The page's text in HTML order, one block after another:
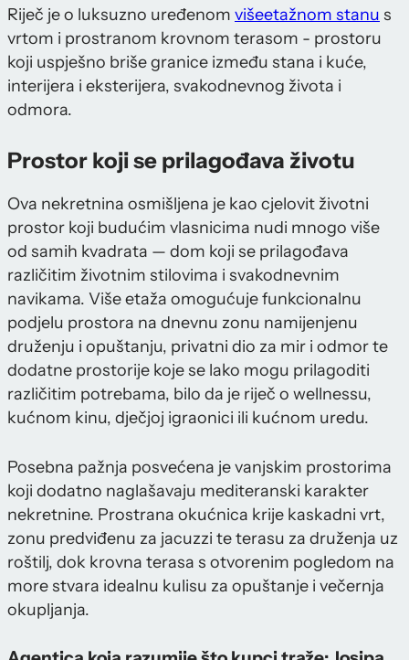
Riječ je o luksuzno uređenom višeetažnom stanu s
vrtom i prostranom krovnom terasom - prostoru
koji uspješno briše granice između stana i kuće,
interijera i eksterijera, svakodnevnog života i
odmora.
Prostor koji se prilagođava životu
Ova nekretnina osmišljena je kao cjelovit životni
prostor koji budućim vlasnicima nudi mnogo više
od samih kvadrata — dom koji se prilagođava
različitim životnim stilovima i svakodnevnim
navikama. Više etaža omogućuje funkcionalnu
podjelu prostora na dnevnu zonu namijenjenu
druženju i opuštanju, privatni dio za mir i odmor te
dodatne prostorije koje se lako mogu prilagoditi
različitim potrebama, bilo da je riječ o wellnessu,
kućnom kinu, dječjoj igraonici ili kućnom uredu.
Posebna pažnja posvećena je vanjskim prostorima
koji dodatno naglašavaju mediteranski karakter
nekretnine. Prostrana okućnica krije kaskadni vrt,
zonu predviđenu za jacuzzi te terasu za druženja uz
roštilj, dok krovna terasa s otvorenim pogledom na
more stvara idealnu kulisu za opuštanje i večernja
okupljanja.